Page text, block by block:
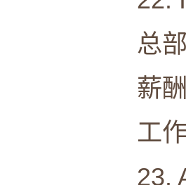
总部:
薪酬
工作
23.